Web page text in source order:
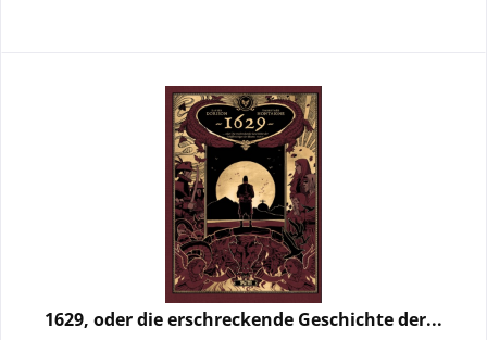
1629, oder die erschreckende Geschichte der...